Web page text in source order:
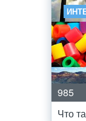
985
Что